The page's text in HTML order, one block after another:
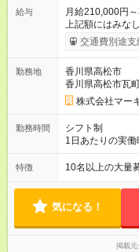
給与
月給210,000円
上記額にはみな
ます。 みなし
※能力やスキルを
に1回の「年次昇
す。特に頑張っ
となることも。努
期間】試用期間
本採用時と同じで
交通費別途支
勤務地
香川県高松市
香川県高松市瓦
株式会社マー
勤務時間
シフト制
1日あたりの実
間） ※勤務地に
特徴 10名以上の大量
気になる！
掲載元